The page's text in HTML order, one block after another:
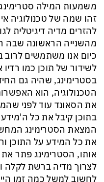
משמעות המילה
זהו שמה של טכנולוגיה
להזרים מדיה דיגיטלית
מהשנייה הראשונה שבה
כיום אנו משתמשים לרוב
לשידור של תוכן כמו רדיו
בסטרימינג, שהיה גם
הטכנולוגיה, הוא
את הסאונד עוד לפני
בתוכן קיבל את כל
המצאת הסטרימינג
את כל המידע על התוכן
אותו, הסטרימינג פתר את
לצרוך מדיה ברשת לקלה
לחשוב למשל כמה זמן